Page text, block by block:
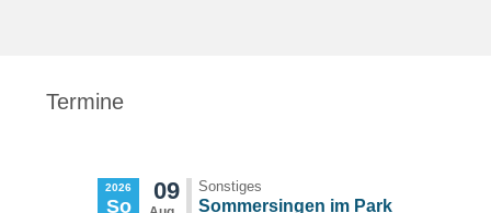
Termine